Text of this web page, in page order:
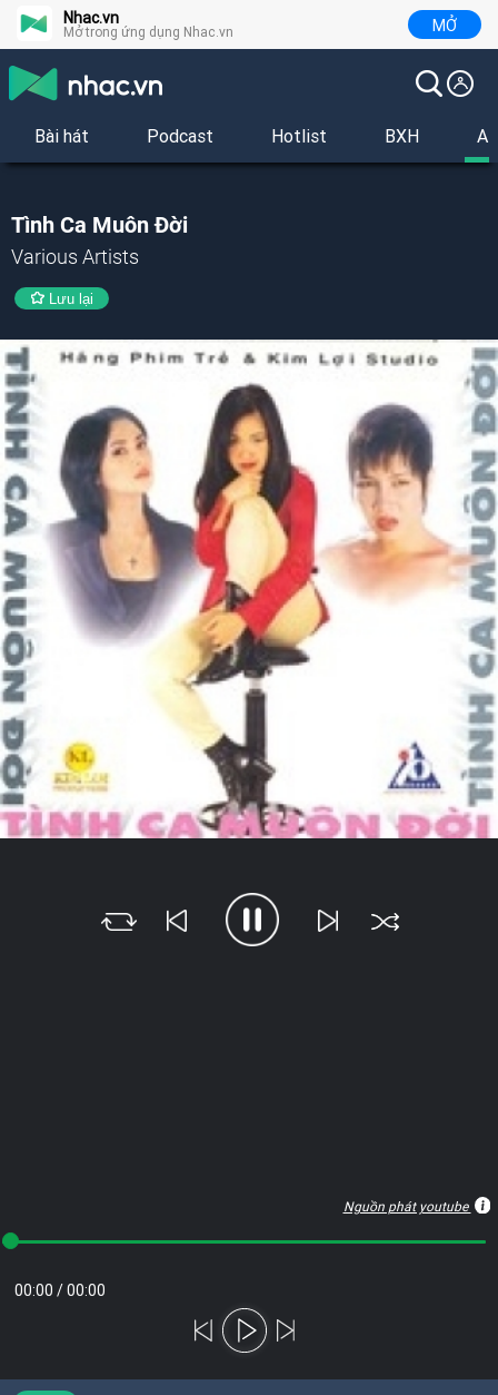
Nhac.vn
Mở trong ứng dụng Nhac.vn MỞ
Bài hát Podcast Hotlist BXH
Tình Ca Muôn Đời
Various Artists
Lưu lại
Nguồn phát youtube
00:00 /00:00